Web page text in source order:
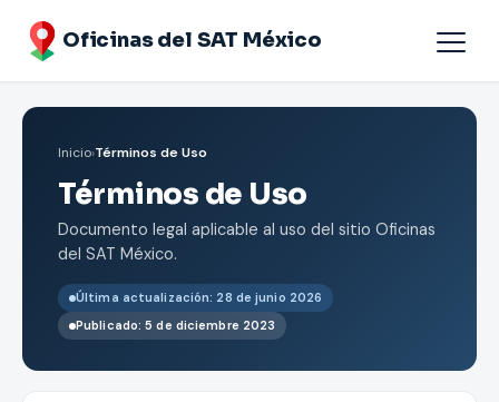
Oficinas del SAT México
Inicio›Términos de Uso
Términos de Uso
Documento legal aplicable al uso del sitio Oficinas
del SAT México.
Última actualización: 28 de junio 2026
Publicado: 5 de diciembre 2023